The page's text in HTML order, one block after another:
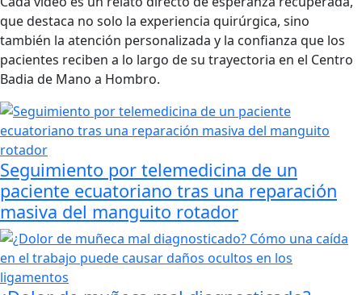
que destaca no solo la experiencia quirúrgica, sino
también la atención personalizada y la confianza que los
pacientes reciben a lo largo de su trayectoria en el Centro
Badia de Mano a Hombro.
Seguimiento por telemedicina de un
paciente ecuatoriano tras una reparación
masiva del manguito rotador